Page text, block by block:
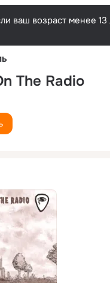
ваш возраст менее
The Radio